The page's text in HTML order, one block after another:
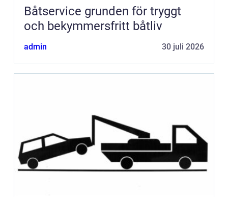
Båtservice grunden för tryggt
och bekymmersfritt båtliv
admin 30 juli 2026